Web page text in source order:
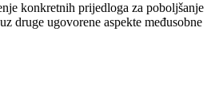
konkretnih prijedloga za poboljšanje
druge ugovorene aspekte međusobne